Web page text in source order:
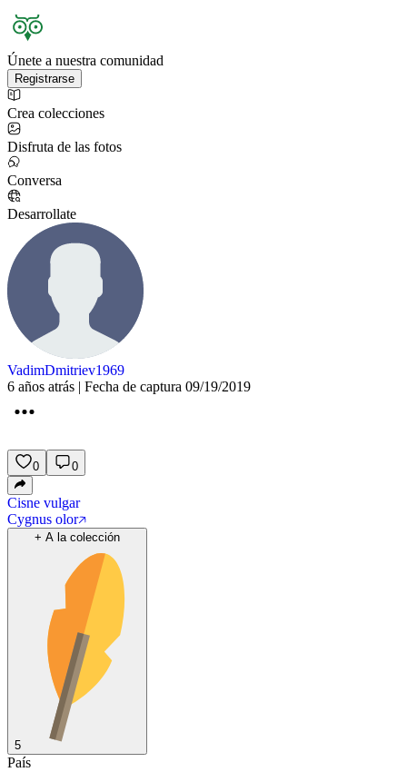
Únete a nuestra comunidad
Registrarse
Crea colecciones
Disfruta de las fotos
Conversa
Desarrollate
VadimDmitriev1969
6 años atrás | Fecha de captura 09/19/2019
0 0
Cisne vulgar
Cygnus olor
+ A la colección
5
País